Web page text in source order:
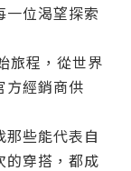
一位渴望探索
旅程，從世界
方經銷商供
些能代表自
的穿搭，都成